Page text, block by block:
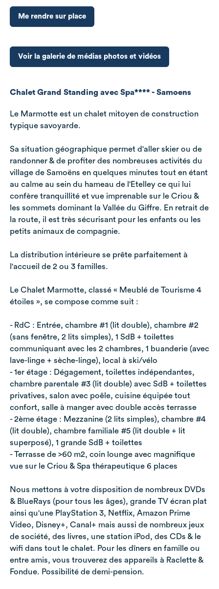
Me rendre sur place
Voir la galerie de médias photos et vidéos
Chalet Grand Standing avec Spa**** - Samoens
Le Marmotte est un chalet mitoyen de construction
typique savoyarde.
Sa situation géographique permet d'aller skier ou de
randonner & de profiter des nombreuses activités du
village de Samoëns en quelques minutes tout en étant
au calme au sein du hameau de l'Etelley ce qui lui
confère tranquillité et vue imprenable sur le Criou &
les sommets dominant la Vallée du Giffre. En retrait de
la route, il est très sécurisant pour les enfants ou les
petits animaux de compagnie.
La distribution intérieure se prête parfaitement à
l'accueil de 2 ou 3 familles.
Le Chalet Marmotte, classé « Meublé de Tourisme 4
étoiles », se compose comme suit :
- RdC : Entrée, chambre #1 (lit double), chambre #2
(sans fenêtre, 2 lits simples), 1 SdB + toilettes
communiquant avec les 2 chambres, 1 buanderie (avec
lave-linge + sèche-linge), local à ski/vélo
- 1er étage : Dégagement, toilettes indépendantes,
chambre parentale #3 (lit double) avec SdB + toilettes
privatives, salon avec poêle, cuisine équipée tout
confort, salle à manger avec double accès terrasse
- 2ème étage : Mezzanine (2 lits simples), chambre #4
(lit double), chambre familiale #5 (lit double + lit
superposé), 1 grande SdB + toilettes
- Terrasse de >60 m2, coin lounge avec magnifique
vue sur le Criou & Spa thérapeutique 6 places
Nous mettons à votre disposition de nombreux DVDs
& BlueRays (pour tous les âges), grande TV écran plat
ainsi qu'une PlayStation 3, Netflix, Amazon Prime
Video, Disney+, Canal+ mais aussi de nombreux jeux
de société, des livres, une station iPod, des CDs & le
wifi dans tout le chalet. Pour les dîners en famille ou
entre amis, vous trouverez des appareils à Raclette &
Fondue. Possibilité de demi-pension.